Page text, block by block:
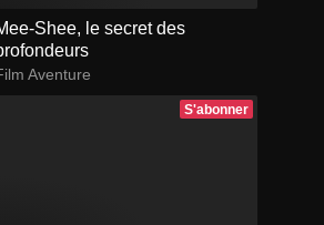
Shee, le secret des
Aventure
S'abonner